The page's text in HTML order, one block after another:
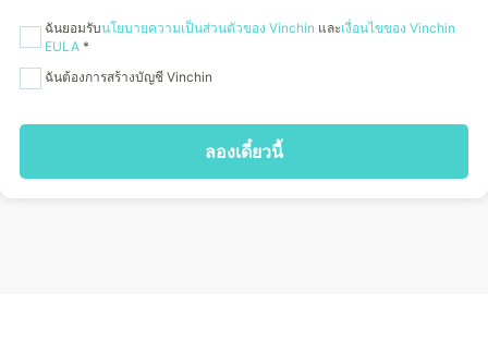
ฉันยอมรับนโยบายความเป็นส่วนตัวของ Vinchin และเงื่อนไขของ Vinchin
EULA *
ฉันต้องการสร้างบัญชี Vinchin
ลองเดี๋ยวนี้